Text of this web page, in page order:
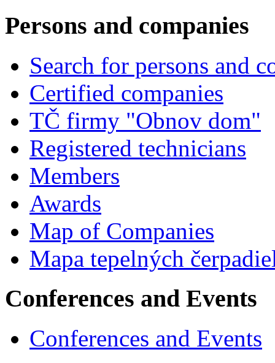
Persons and companies
Search for persons and
Certified companies
TČ firmy "Obnov dom"
Registered technicians
Members
Awards
Map of Companies
Mapa tepelných
Conferences and Events
Conferences and Events